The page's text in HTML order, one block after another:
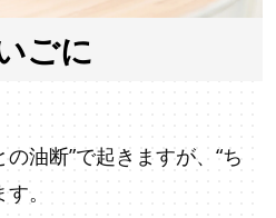
ごに
油断”で起きますが、“ち
。